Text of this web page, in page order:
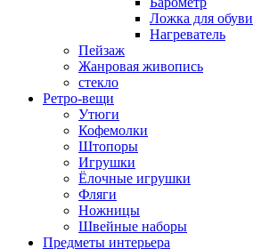
Ложка для обуви
Нагреватель
Пейзаж
Жанровая живопись
стекло
Ретро-вещи
Утюги
Кофемолки
Штопоры
Игрушки
Ёлочные игрушки
Фляги
Ножницы
Швейные наборы
Предметы интерьера